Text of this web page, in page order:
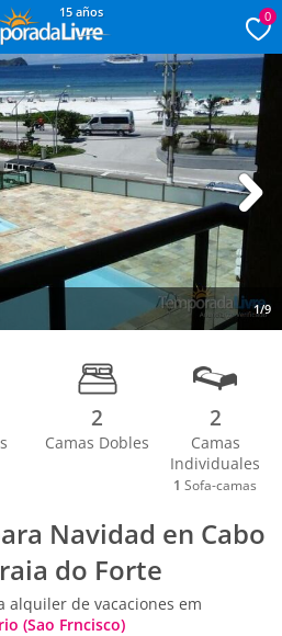
15 años 0
1/9
Next
2
Camas Dobles
2
Camas
Individuales
1 Sofa-camas
Navidad en Cabo
do Forte
alquiler de vacaciones em
(Sao Frncisco)